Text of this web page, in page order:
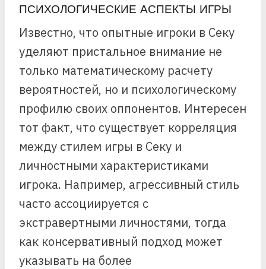
ПСИХОЛОГИЧЕСКИЕ АСПЕКТЫ ИГРЫ
Известно, что опытные игроки в Секу
уделяют пристальное внимание не
только математическому расчету
вероятностей, но и психологическому
профилю своих оппонентов. Интересен
тот факт, что существует корреляция
между стилем игры в Секу и
личностными характеристиками
игрока. Например, агрессивный стиль
часто ассоциируется с
экстравертными личностями, тогда
как консервативный подход может
указывать на более